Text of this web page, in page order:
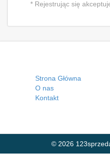
* Rejestrując się
Strona Główna
O nas
Kontakt
© 2026